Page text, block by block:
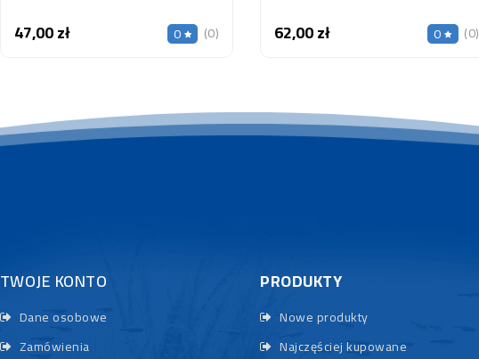
47,00 złCena 0 (0) 62,00 złCena 0 (0)
TWOJE KONTO
Dane osobowe
Zamówienia
PRODUKTY
Nowe produkty
Najczęściej kupowane